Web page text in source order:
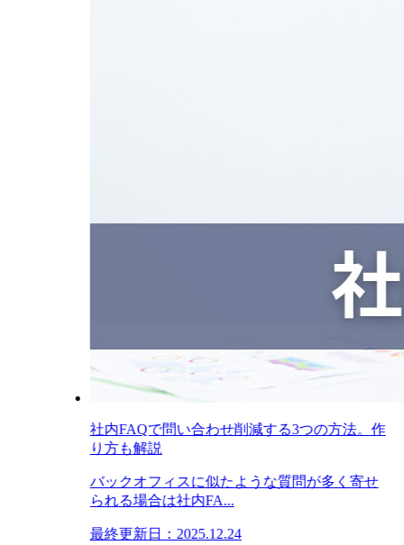
社内FAQで問い合わせ削減する3つの方法。作
り方も解説
バックオフィスに似たような質問が多く寄せ
られる場合は社内FA...
最終更新日：2025.12.24